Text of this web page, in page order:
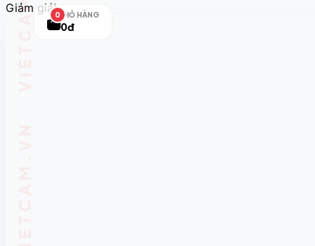
0 GIỎ HÀNG
0đ
Giảm giá!